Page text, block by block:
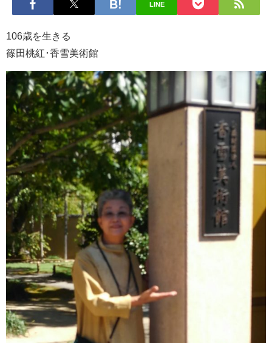
LINE
106歳を生きる
篠田桃紅･香雪美術館